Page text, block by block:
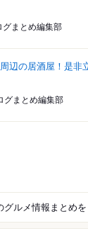
グまとめ編集部
辺の居酒屋！是非
グまとめ編集部
グルメ情報まとめ